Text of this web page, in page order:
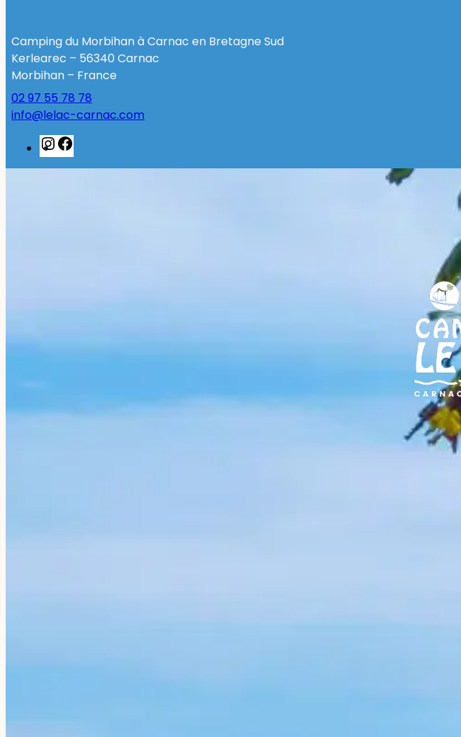
Camping du Morbihan à Carnac en Bretagne Sud
Kerlearec – 56340 Carnac
Morbihan – France
02 97 55 78 78
info@lelac-carnac.com
Instagram